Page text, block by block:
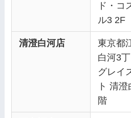
ド・コ
ル3 2F
清澄白河店
東京都
白河3
グレイ
ト 清
階